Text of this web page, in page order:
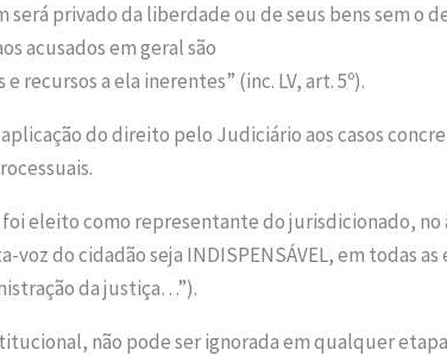
privado da liberdade ou de seus bens sem o
acusados em geral são
recursos a ela inerentes” (inc. LV, art. 5º).
do direito pelo Judiciário aos casos
eleito como representante do jurisdicionado, no
do cidadão seja INDISPENSÁVEL, em todas
da justiça…”).
não pode ser ignorada em qualquer